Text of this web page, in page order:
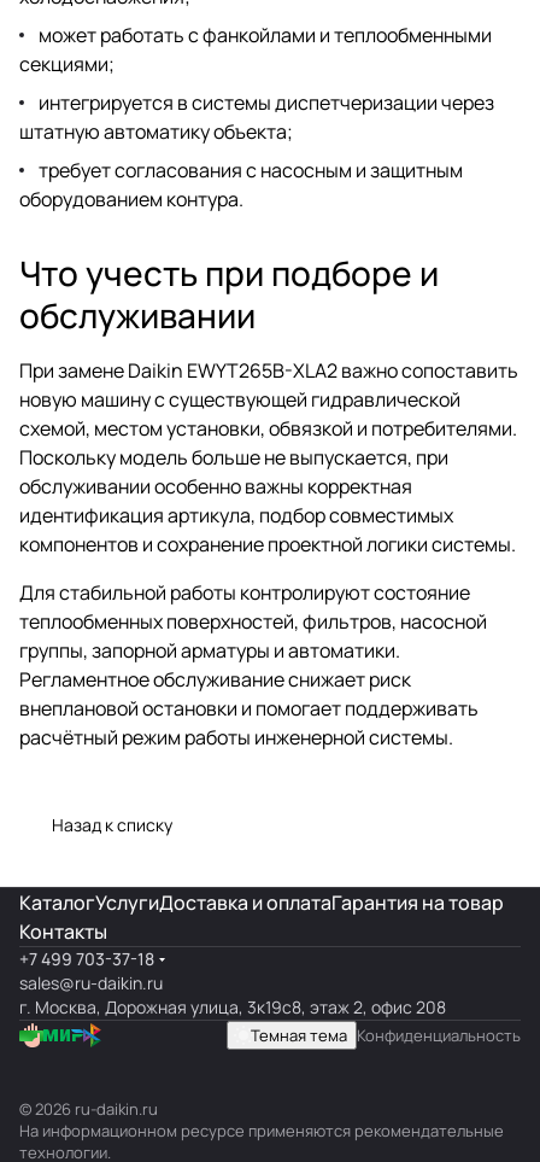
может работать с фанкойлами и теплообменными
секциями;
интегрируется в системы диспетчеризации через
штатную автоматику объекта;
требует согласования с насосным и защитным
оборудованием контура.
Что учесть при подборе и
обслуживании
При замене Daikin EWYT265B-XLA2 важно сопоставить
новую машину с существующей гидравлической
схемой, местом установки, обвязкой и потребителями.
Поскольку модель больше не выпускается, при
обслуживании особенно важны корректная
идентификация артикула, подбор совместимых
компонентов и сохранение проектной логики системы.
Для стабильной работы контролируют состояние
теплообменных поверхностей, фильтров, насосной
группы, запорной арматуры и автоматики.
Регламентное обслуживание снижает риск
внеплановой остановки и помогает поддерживать
расчётный режим работы инженерной системы.
Назад к списку
КаталогУслугиДоставка и оплатаГарантия на товар
Контакты
+7 499 703-37-18
sales@ru-daikin.ru
г. Москва, Дорожная улица, 3к19с8, этаж 2, офис 208
Темная тема Конфиденциальность
© 2026 ru-daikin.ru
На информационном ресурсе применяются рекомендательные
технологии.